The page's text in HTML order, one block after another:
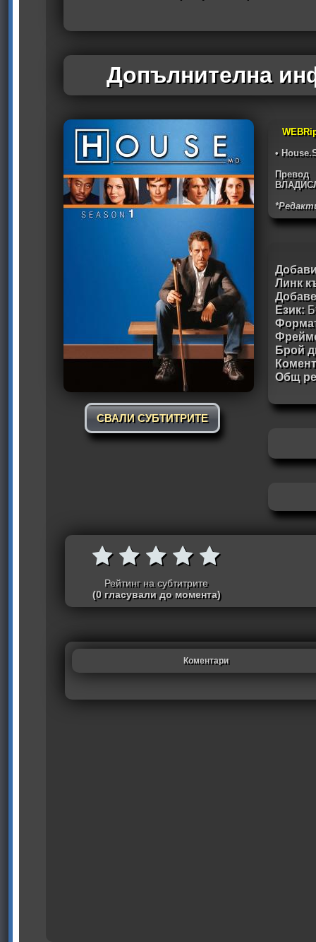
Допълнителна
СВАЛИ СУБТИТРИТЕ
•
Превод
Линк
Език:
Брой
Общ
Рейтинг на субтитрите
(0 гласували до момента)
Коментари